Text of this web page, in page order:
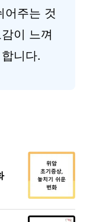
어주는 것
이 느껴
니다.